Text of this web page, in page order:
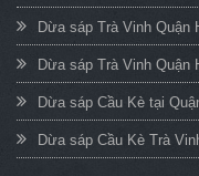
Dừa sáp Trà Vinh Quận
Dừa sáp Trà Vinh Quận
Dừa sáp Cầu Kè tại
Dừa sáp Cầu Kè Trà